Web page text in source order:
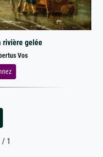
rivière gelée
Vos
/ 1